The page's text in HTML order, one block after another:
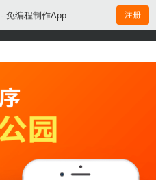
--免编程制作App 注册